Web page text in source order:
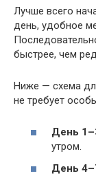
Лучше всего
день, удобное
быстрее, чем
Ниже — схема
не требует
День
утром.
День